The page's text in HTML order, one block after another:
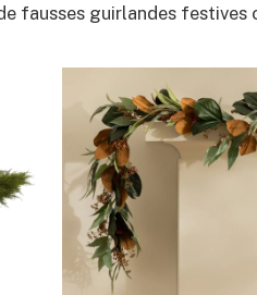
fausses guirlandes festives